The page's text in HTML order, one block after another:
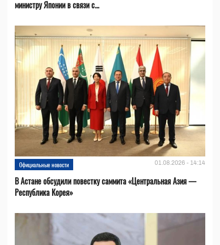
министру Японии в связи с...
Официальные новости 01.08.2026 - 14:14
В Астане обсудили повестку саммита «Центральная Азия —
Республика Корея»